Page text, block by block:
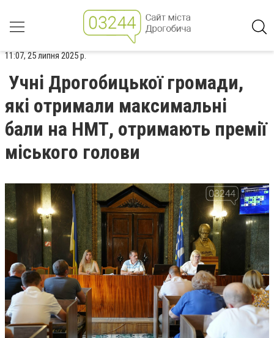
11:07, 25 липня 2025 р.
Учні Дрогобицької громади,
які отримали максимальні
бали на НМТ, отримають премії
міського голови